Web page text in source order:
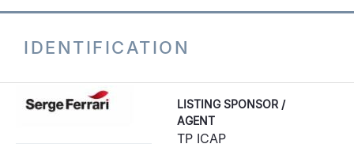
IDENTIFICATION
LISTING SPONSOR /
AGENT
TP ICAP